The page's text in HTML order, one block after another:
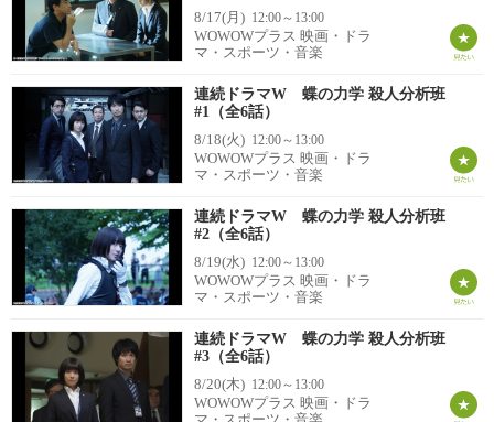
8/17(月) 12:00～13:00
WOWOWプラス 映画・ドラ
マ・スポーツ・音楽
連続ドラマW 蝶の力学 殺人分析班
#1（全6話）
8/18(火) 12:00～13:00
WOWOWプラス 映画・ドラ
マ・スポーツ・音楽
連続ドラマW 蝶の力学 殺人分析班
#2（全6話）
8/19(水) 12:00～13:00
WOWOWプラス 映画・ドラ
マ・スポーツ・音楽
連続ドラマW 蝶の力学 殺人分析班
#3（全6話）
8/20(木) 12:00～13:00
WOWOWプラス 映画・ドラ